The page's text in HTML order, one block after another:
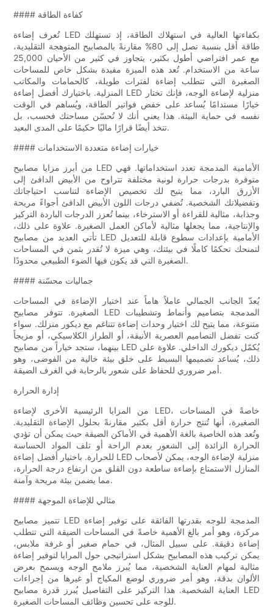
#### كفاءة الطاقة
تُعرف إضاءة LED بكفاءتها العالية في استهلاك الطاقة، إذ تستهلك
طاقة أقل بنسبة تصل إلى 80% مقارنةً بالمصابيح المتوهجة التقليدية،
مع عمر افتراضي أطول بكثير، يتجاوز في كثير من الأحيان 25,000
ساعة من الاستخدام. تُعد هذه الميزة مفيدة بشكل خاص للمساحات
الصغيرة التي تتطلب إضاءة لفترات طويلة، كالحمامات والمكاتب
المنزلية. باختيارك أفضل إضاءة LED منزلية لإضاءة الوجه، فإنك تختار
خيارًا مستدامًا يُساعد على خفض فواتير الطاقة، ويُساهم في الوقت
نفسه في حماية البيئة. هذا يعني أنك لا تُحسّن مساحتك فحسب، بل
تتخذ أيضًا قرارًا ماليًا حكيمًا على المدى البعيد.
#### خيارات إضاءة متعددة الاستخدامات
من أبرز مزايا مصابيح LED الأمامية المدمجة تعدد استخداماتها. فهي
متوفرة بدرجات حرارة لونية مختلفة تتراوح من الأبيض الدافئ إلى
الأزرق البارد، مما يتيح لك تخصيص الإضاءة لتناسب احتياجاتك
وتفضيلاتك الشخصية. تُضفي درجات اللون الأبيض الدافئ أجواءً مريحة
وجذابة، مثالية للقراءة أو الاسترخاء، بينما تُعزز الدرجات الباردة التركيز
والإنتاجية، مما يجعلها مثالية لأماكن العمل الصغيرة. علاوة على ذلك،
تأتي العديد من مصابيح LED الأمامية بإعدادات سطوع قابلة للتعديل
لتمنحك تحكمًا كاملًا في بيئتك، وهي ميزة لا تُقدر بثمن في المساحات
الصغيرة التي قد يكون فيها الضوء الطبيعي محدودًا.
#### جماليات محسّنة
يُعدّ الجانب الجمالي عاملاً هاماً عند اختيار الإضاءة في المساحات
الصغيرة. تتوفر مصابيح LED المدمجة بتصاميم وأنماط وتشطيبات
متنوعة، مما يتيح لك اختيار وحدات إضاءة تتناغم مع ديكور منزلك. سواء
كنت تفضل التصاميم العصرية الأنيقة، أو الطراز الكلاسيكي، أو مزيجاً
بينهما، ستجد خياراً من مصابيح LED يُكمّل ديكورك الداخلي. علاوة على
ذلك، يُساعد تصميمها البسيط على خلق بيئة خالية من الفوضى، وهو
أمر ضروري للحفاظ على شعور بالرحابة في الغرف الضيقة.
إدارة الحرارة
من المزايا الرئيسية الأخرى لإضاءة LED، خاصةً في المساحات
الصغيرة، أنها تُنتج حرارة أقل بكثير مقارنةً بحلول الإضاءة التقليدية.
وتُعد هذه الخاصية بالغة الأهمية في الأماكن الضيقة حيث يمكن أن تؤدي
الحرارة الزائدة إلى الشعور بعدم الراحة أو تلف المواد الحساسة
للحرارة. باختيار أفضل إضاءة LED منزلية لإضاءة الوجه، يمكن لأصحاب
المنازل الاستمتاع بإضاءة ساطعة دون القلق من ارتفاع درجة الحرارة،
مما يضمن بيئة مريحة وآمنة.
#### مثالي للإضاءة الموجهة
تتميز مصابيح LED المدمجة للوجه بقدرتها الفائقة على توفير إضاءة
مركزة، وهو أمر بالغ الأهمية خاصةً في المساحات الضيقة التي تتطلب
إضاءة دقيقة. على سبيل المثال، في حمام صغير أو غرفة ملابس،
يمكن تركيب هذه المصابيح بشكل استراتيجي حول المرايا لتوفير إضاءة
مثالية لمهام العناية الشخصية، مما يُبرز ملامح الوجه ويسمح بعرض
الألوان بدقة، وهو أمر ضروري لوضع المكياج أو غيرها من إجراءات
العناية الشخصية. هذا التركيز على التفاصيل يُبرز قدرة مصابيح LED
للوجه على تحسين وظائف المساحات الصغيرة.